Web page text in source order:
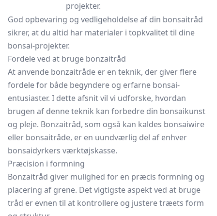
projekter.
God opbevaring og vedligeholdelse af din bonsaitråd
sikrer, at du altid har materialer i topkvalitet til dine
bonsai-projekter.
Fordele ved at bruge bonzaitråd
At anvende bonzaitråde er en teknik, der giver flere
fordele for både begyndere og erfarne bonsai-
entusiaster. I dette afsnit vil vi udforske, hvordan
brugen af denne teknik kan forbedre din bonsaikunst
og pleje. Bonzaitråd, som også kan kaldes bonsaiwire
eller bonsaitråde, er en uundværlig del af enhver
bonsaidyrkers værktøjskasse.
Præcision i formning
Bonzaitråd giver mulighed for en præcis formning og
placering af grene. Det vigtigste aspekt ved at bruge
tråd er evnen til at kontrollere og justere træets form